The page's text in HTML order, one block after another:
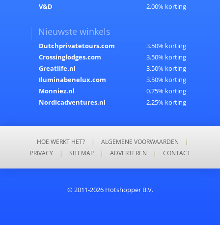
V&D
2.00% korting
Nieuwste winkels
Dutchprivatetours.com
3.50% korting
Crossinglodges.com
3.50% korting
Greatlife.nl
3.50% korting
Iluminabenelux.com
3.50% korting
Monniez.nl
0.75% korting
Nordicadventures.nl
2.25% korting
HOE WERKT HET? | ALGEMENE VOORWAARDEN
|
PRIVACY
| SITEMAP | ADVERTEREN | CONTACT
© 2011-2026 Hotshopper B.V.